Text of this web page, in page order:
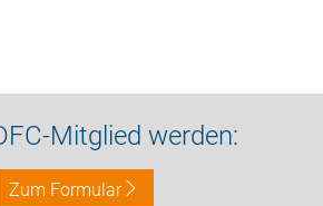
Mitglied werden:
Zum Formular